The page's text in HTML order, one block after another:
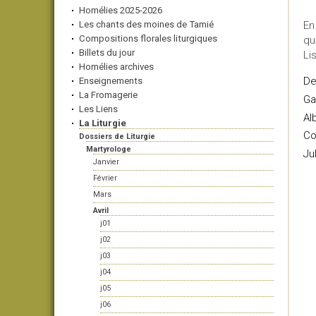
Homélies 2025-2026
Les chants des moines de Tamié
Compositions florales liturgiques
Billets du jour
Homélies archives
Enseignements
La Fromagerie
Les Liens
La Liturgie
Dossiers de Liturgie
Martyrologe
Janvier
Février
Mars
Avril
j01
j02
j03
j04
j05
j06